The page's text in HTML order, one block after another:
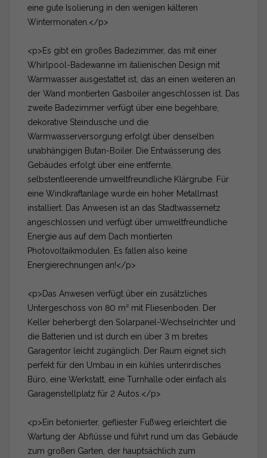
eine gute Isolierung in den wenigen kälteren
Wintermonaten.</p>
<p>Es gibt ein großes Badezimmer, das mit einer
Whirlpool-Badewanne im italienischen Design mit
Warmwasser ausgestattet ist, das an einen weiteren an
der Wand montierten Gasboiler angeschlossen ist. Das
zweite Badezimmer verfügt über eine begehbare,
dekorative Steindusche und die
Warmwasserversorgung erfolgt über denselben
unabhängigen Butan-Boiler. Die Entwässerung des
Gebäudes erfolgt über eine entfernte,
selbstentleerende umweltfreundliche Klärgrube. Für
eine Windkraftanlage wurde ein hoher Metallmast
installiert. Das Anwesen ist an das Stadtwassernetz
angeschlossen und verfügt über umweltfreundliche
Energie aus auf dem Dach montierten
Photovoltaikmodulen. Es fallen also keine
Energierechnungen an!</p>
<p>Das Anwesen verfügt über ein zusätzliches
Untergeschoss von 80 m² mit Fliesenboden. Der
Keller beherbergt den Solarpanel-Wechselrichter und
die Batterien und ist durch ein über 3 m breites
Garagentor leicht zugänglich. Der Raum eignet sich
perfekt für den Umbau in ein kühles unterirdisches
Büro, eine Werkstatt, eine Turnhalle oder einfach als
Garagenstellplatz für 2 Autos.</p>
<p>Ein betonierter, gefliester Fußweg erleichtert die
Wartung der Abflüsse und führt rund um das Gebäude
zum großen Garten, der hauptsächlich zum